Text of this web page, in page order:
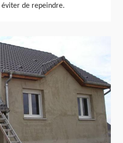
éviter de repeindre.